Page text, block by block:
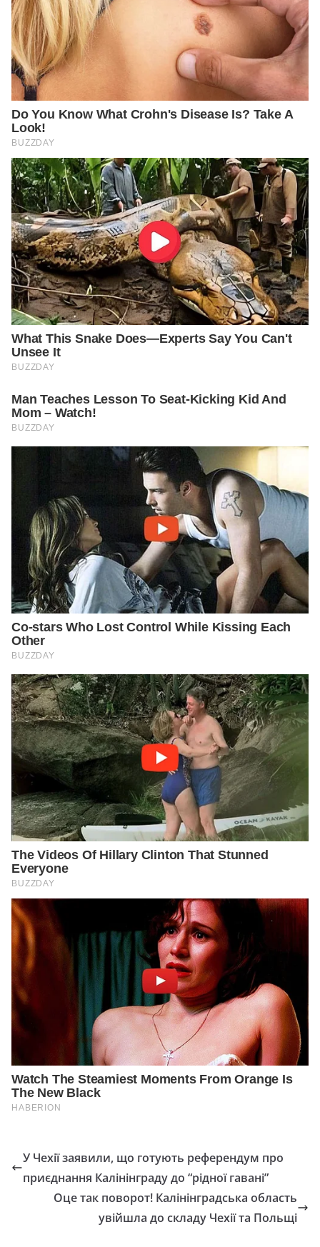
У Чехії заявили, що готують референдум про
приєднання Калінінграду до “рідної гавані”
Оце так поворот! Калінінградська область
увійшла до складу Чехії та Польщі